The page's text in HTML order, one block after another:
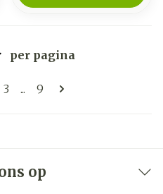
Pagina's
momenteel pagina
Pagina
3 ... Pagina
9
per pagina
op